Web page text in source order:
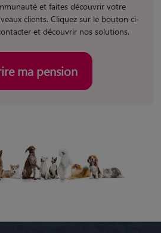
et faites découvrir votre
clients. Cliquez sur le bouton ci-
et découvrir nos solutions.
ma pension